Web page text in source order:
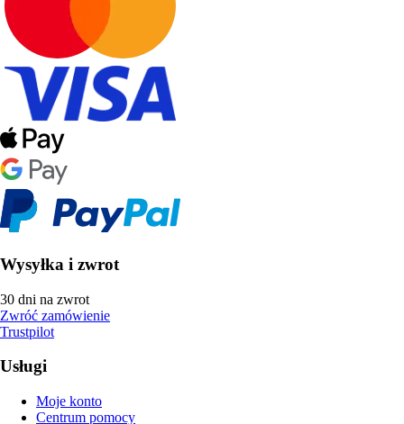
Wysyłka i zwrot
30 dni na zwrot
Zwróć zamówienie
Trustpilot
Usługi
Moje konto
Centrum pomocy